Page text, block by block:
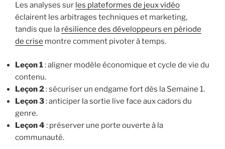
Les analyses sur les plateformes de jeux vidéo
éclairent les arbitrages techniques et marketing,
tandis que la résilience des développeurs en période
de crise montre comment pivoter à temps.
Leçon 1: aligner modèle économique et cycle de vie du
contenu.
Leçon 2: sécuriser un endgame fort dès la Semaine 1.
Leçon 3: anticiper la sortie live face aux cadors du
genre.
Leçon 4 : préserver une porte ouverte à la
communauté.